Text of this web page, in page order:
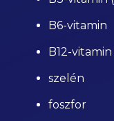
B6-vitamin
B12-
szelén
foszfor